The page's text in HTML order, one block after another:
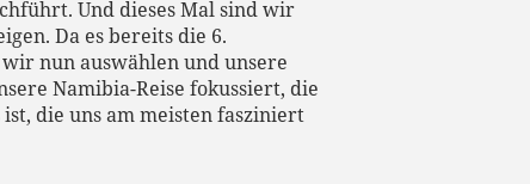
Und dieses Mal sind wir
Da es bereits die 6.
nun auswählen und unsere
Namibia-Reise fokussiert, die
die uns am meisten fasziniert